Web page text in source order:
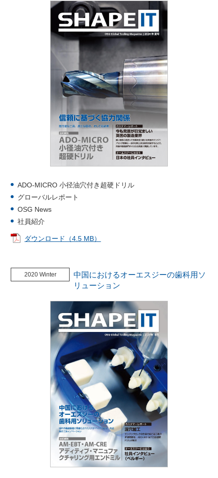
ADO-MICRO 小径油穴付き超硬ドリル
グローバルレポート
OSG News
社員紹介
ダウンロード（4.5 MB）
2020 Winter
中国におけるオーエスジーの歯科用ソ
リューション